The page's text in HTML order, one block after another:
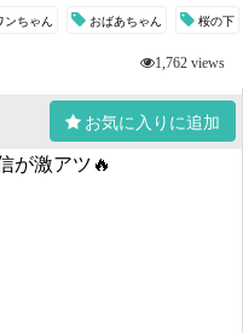
ンちゃん おばあちゃん 桜の下
1,762 views
お気に入りに追加
が激アツ🔥